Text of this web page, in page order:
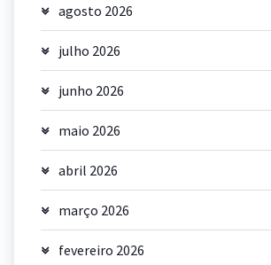
agosto 2026
julho 2026
junho 2026
maio 2026
abril 2026
março 2026
fevereiro 2026